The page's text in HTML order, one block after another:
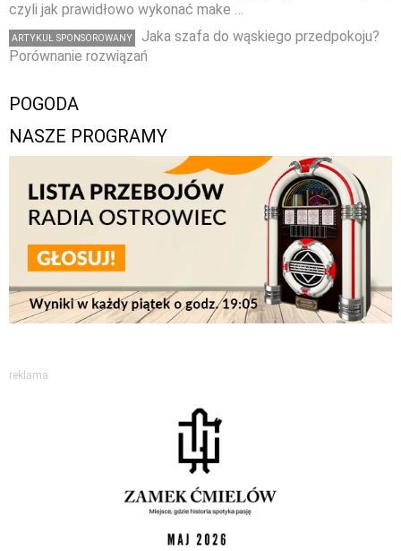
czyli jak prawidłowo wykonać make …
ARTYKUŁ SPONSOROWANY
Jaka szafa do wąskiego przedpokoju?
Porównanie rozwiązań
POGODA
NASZE PROGRAMY
reklama